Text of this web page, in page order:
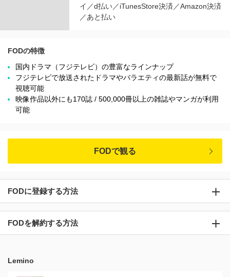
イ／d払い／iTunesStore決済／Amazon決済
／あと払い
FODの特徴
国内ドラマ（フジテレビ）の豊富なラインナップ
フジテレビで放送されたドラマやバラエティの最新話が無料で
視聴可能
映像作品以外にも170誌 / 500,000冊以上の雑誌やマンガが利用
可能
FODで観る
FODに登録する方法
FODを解約する方法
Lemino